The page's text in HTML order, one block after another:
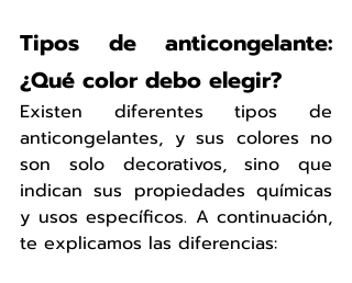
Tipos de anticongelante:
¿Qué color debo elegir?
Existen diferentes tipos de
anticongelantes, y sus colores no
son solo decorativos, sino que
indican sus propiedades químicas
y usos específicos. A continuación,
te explicamos las diferencias: